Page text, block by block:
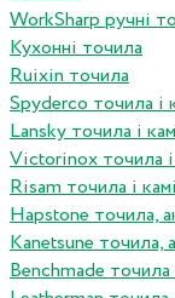
WorkSharp ручні
Кухонні точила
Ruixin точила
Spyderco точила і
Lansky точила і
Victorinox точила і
Risam точила і
Hapstone точила,
Kanetsune точила,
Benchmade точила